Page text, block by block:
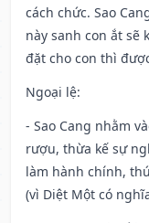
cách chức. Sao
này sanh con ắt sẽ
đặt cho con thì
Ngoại lệ:
- Sao Cang nhằm
rượu, thừa kế sự
làm hành chính,
(vì Diệt Một có